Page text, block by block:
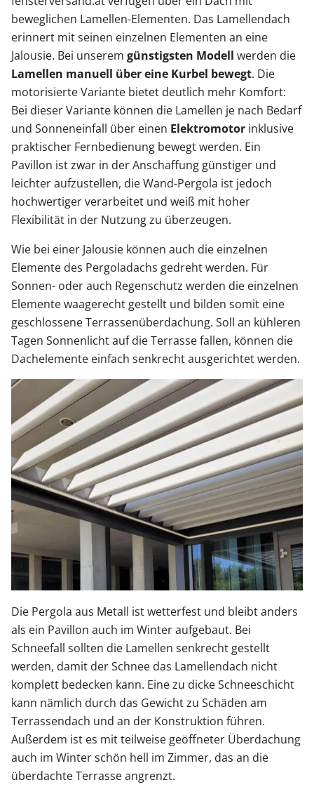
beweglichen Lamellen-Elementen. Das Lamellendach
erinnert mit seinen einzelnen Elementen an eine
Jalousie. Bei unserem günstigsten Modell werden die
Lamellen manuell über eine Kurbel bewegt. Die
motorisierte Variante bietet deutlich mehr Komfort:
Bei dieser Variante können die Lamellen je nach Bedarf
und Sonneneinfall über einen Elektromotor inklusive
praktischer Fernbedienung bewegt werden. Ein
Pavillon ist zwar in der Anschaffung günstiger und
leichter aufzustellen, die Wand-Pergola ist jedoch
hochwertiger verarbeitet und weiß mit hoher
Flexibilität in der Nutzung zu überzeugen.
Wie bei einer Jalousie können auch die einzelnen
Elemente des Pergoladachs gedreht werden. Für
Sonnen- oder auch Regenschutz werden die einzelnen
Elemente waagerecht gestellt und bilden somit eine
geschlossene Terrassenüberdachung. Soll an kühleren
Tagen Sonnenlicht auf die Terrasse fallen, können die
Dachelemente einfach senkrecht ausgerichtet werden.
Die Pergola aus Metall ist wetterfest und bleibt anders
als ein Pavillon auch im Winter aufgebaut. Bei
Schneefall sollten die Lamellen senkrecht gestellt
werden, damit der Schnee das Lamellendach nicht
komplett bedecken kann. Eine zu dicke Schneeschicht
kann nämlich durch das Gewicht zu Schäden am
Terrassendach und an der Konstruktion führen.
Außerdem ist es mit teilweise geöffneter Überdachung
auch im Winter schön hell im Zimmer, das an die
überdachte Terrasse angrenzt.